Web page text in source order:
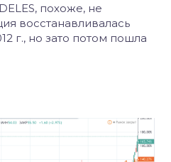
похоже, не
восстанавливалась
г., но зато потом пошла